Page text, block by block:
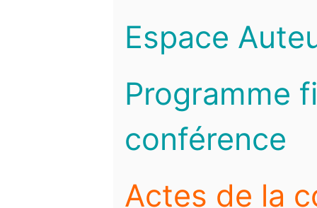
Espace
Programme
conférence
Actes de la